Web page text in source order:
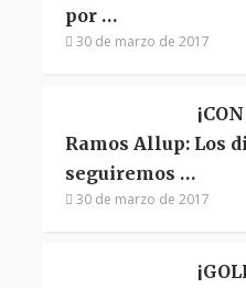
por …
30 de marzo de 2017
Ramos Allup: Los
seguiremos …
30 de marzo de 2017